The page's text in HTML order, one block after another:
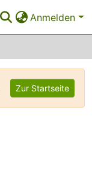
Anmelden
Zur Startseite